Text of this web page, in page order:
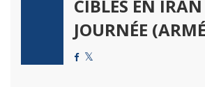
CIBLES EN
JOURNÉE